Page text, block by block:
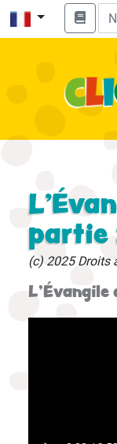
partie
(c) 2025 Droits
L'Évangile